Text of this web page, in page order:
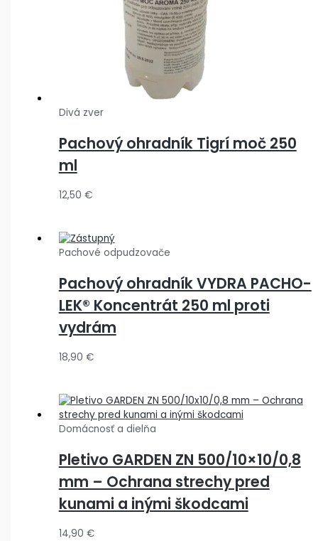
Divá zver
Pachový ohradník Tigrí moč 250
ml
12,50 €
Pachové odpudzovače
Pachový ohradník VYDRA PACHO-
LEK® Koncentrát 250 ml proti
vydrám
18,90 €
Domácnosť a dielňa
Pletivo GARDEN ZN 500/10×10/0,8
mm – Ochrana strechy pred
kunami a inými škodcami
14,90 €